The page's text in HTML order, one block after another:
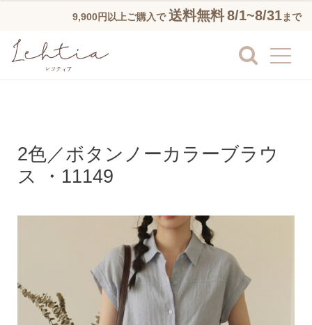
9,900円以上ご購入で 送料無料8/1~8/31まで
2色／ボタンノーカラーブラウ
ス ・11149